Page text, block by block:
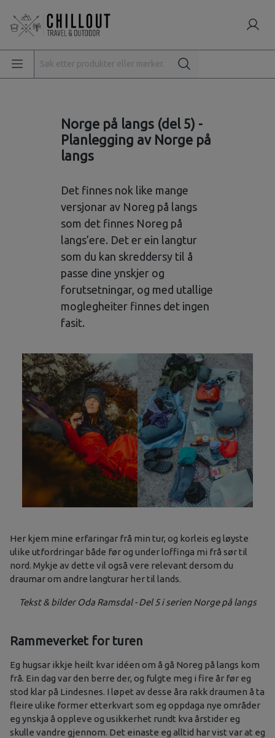
Norge på langs (del 5) -
Planlegging av Norge på
langs
Det finnes nok like mange
versjonar av Noreg på langs
som det finnes Noreg på
langs’ere. Det er ein langtur
som du kan skreddersy til å
passe dine ynskjer og
forutsetningar, og med utallige
moglegheiter finnes det ingen
fasit.
Her kjem mine erfaringar frå min tur, og korleis eg løyste
ulike utfordringar både før og under loffinga mi frå sør til
nord. Mykje av dette vil også vere relevant dersom du
draumar om andre langturar her til lands.
Tekst & bilder Oda Ramsdal - Del 5 i serien Norge på langs
Rammeverket for turen
Eg hugsar ikkje heilt kvar idéen om å gå Noreg på langs kom
frå. Ein dag var den berre der, og fulgte meg i fire år før eg
stod klar på Lindesnes. I løpet av desse åra rakk draumen å ta
fleire ulike former etterkvart som eg oppdaga nye områder
eg ynskja å oppleve og usikkerhet rundt kva årstider eg
skulle vandre gjennom. Det einaste eg alltid har vist var at eg